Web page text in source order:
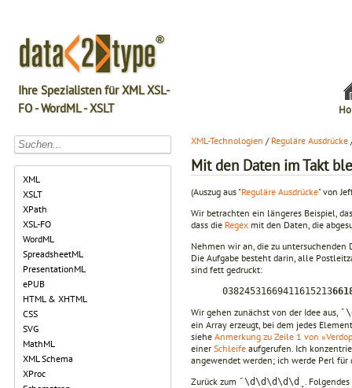
Ihre Spezialisten für XML XSL-
FO - WordML - XSLT
XML
XSLT
XPath
XSL-FO
WordML
SpreadsheetML
PresentationML
ePUB
HTML & XHTML
CSS
SVG
MathML
XML Schema
XProc
XML-Technologien / Reguläre Ausdrücke
Mit den Daten im Takt
(Auszug aus "Reguläre Ausdrücke" von
Wir betrachten ein längeres Beispiel,
dass die Regex mit den Daten, die
Nehmen wir an, die zu
Die Aufgabe besteht darin, alle
sind fett gedruckt:
03824531669411615213
Wir gehen zunächst von der Idee aus,
ein Array erzeugt, bei dem jedes
siehe Anmerkung zu Zeile 1 von
einer Schleife aufgerufen. Ich
angewendet werden; ich werde Perl für
Zurück zum ˹\d\d\d\d\d˼
.